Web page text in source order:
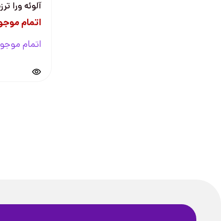
آلوئه ورا
اتمام
اتمام